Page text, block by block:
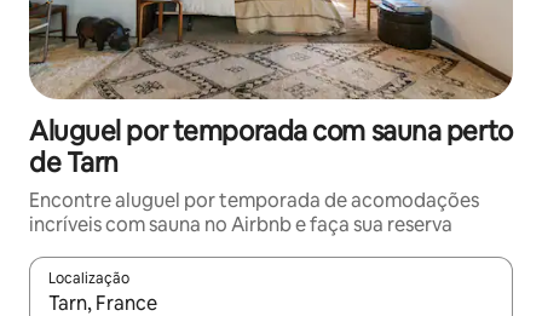
Aluguel por temporada com sauna perto
de Tarn
Encontre aluguel por temporada de acomodações
incríveis com sauna no Airbnb e faça sua reserva
Localização
Quando os resultados estiverem disponíveis, explore-os